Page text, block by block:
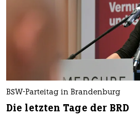
BSW-Parteitag in Brandenburg
Die letzten Tage der BRD